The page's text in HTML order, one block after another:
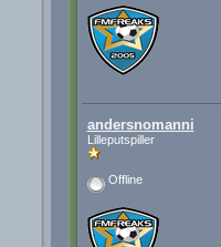
andersnomanni
Lilleputspiller
Offline